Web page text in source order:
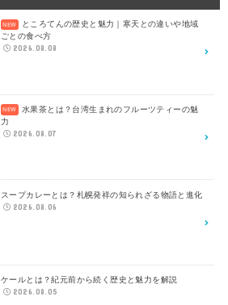
ところてんの歴史と魅力｜寒天との違いや地域
ごとの食べ方
2026.08.08
水果茶とは？台湾生まれのフルーツティーの魅
力
2026.08.07
スープカレーとは？札幌発祥の知られざる物語と進化
2026.08.06
ケールとは？紀元前から続く歴史と魅力を解説
2026.08.05